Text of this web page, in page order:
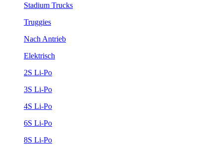
Stadium Trucks
Truggies
Nach Antrieb
Elektrisch
2S Li-Po
3S Li-Po
4S Li-Po
6S Li-Po
8S Li-Po